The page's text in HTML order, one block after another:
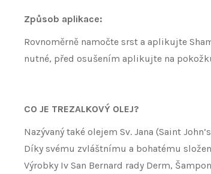
Způsob aplikace:
Rovnoměrně namočte srst a aplikujte
nutné, před osušením aplikujte na
CO JE TREZALKOVÝ OLEJ?
Nazývaný také olejem Sv. Jana (Saint
Díky svému zvláštnímu a bohatému
Výrobky Iv San Bernard rady Derm,